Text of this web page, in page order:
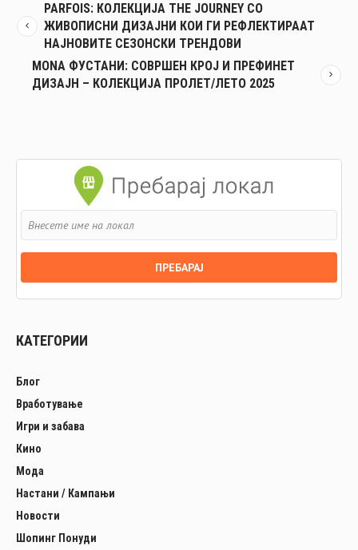
PARFOIS: КОЛЕКЦИЈА THE JOURNEY СО
ЖИВОПИСНИ ДИЗАЈНИ КОИ ГИ РЕФЛЕКТИРААТ
НАЈНОВИТЕ СЕЗОНСКИ ТРЕНДОВИ
MONA ФУСТАНИ: СОВРШЕН КРОЈ И ПРЕФИНЕТ
ДИЗАЈН – КОЛЕКЦИЈА ПРОЛЕТ/ЛЕТО 2025
КАТЕГОРИИ
Блог
Вработување
Игри и забава
Кино
Мода
Настани / Кампањи
Новости
Шопинг Понуди